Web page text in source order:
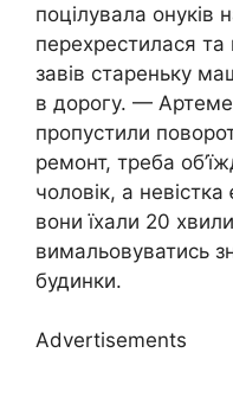
поцілувала онуків
перехрестилася
завів стареньку
в дорогу. —
пропустили
ремонт, треба
чоловік, а
вони їхали 20
вимальовуватись
будинки.
Advertisements